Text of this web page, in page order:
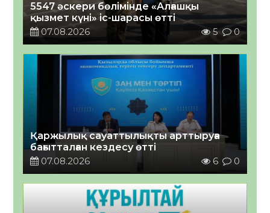
5547 әскери бөлімінде «Алғашқы
қызмет күні» іс-шарасы өтті
07.08.2026
5 0
Қаржылық сауаттылықты арттыруға
бағытталған кездесу өтті
07.08.2026
6 0